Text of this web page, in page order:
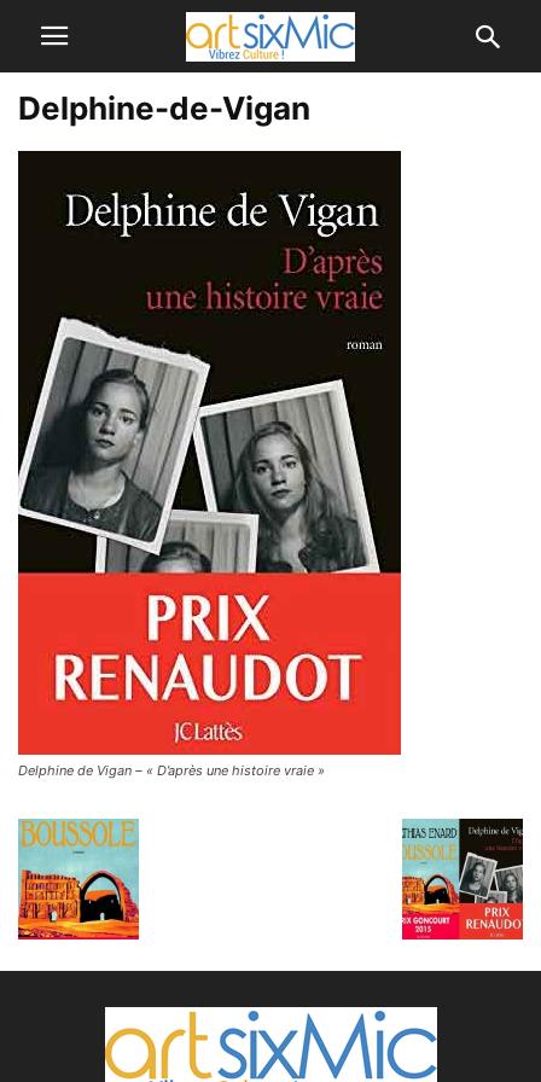
Delphine-de-Vigan
Delphine de Vigan – « D’après une histoire vraie »